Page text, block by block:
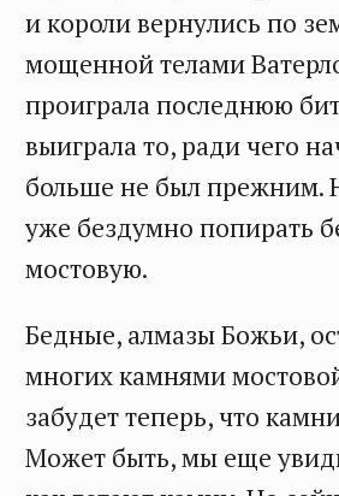
и короли вернулись по
мощенной телами
проиграла последнюю
выиграла то, ради чего
больше не был прежним.
уже бездумно попирать
мостовую.
Бедные, алмазы Божьи,
многих камнями
забудет теперь, что
Может быть, мы еще